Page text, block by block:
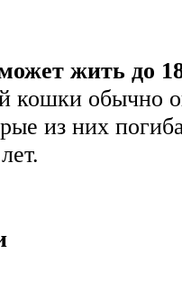
жить до
кошки обычно
из них